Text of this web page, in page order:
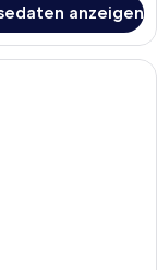
anzeigen
Meerblick,